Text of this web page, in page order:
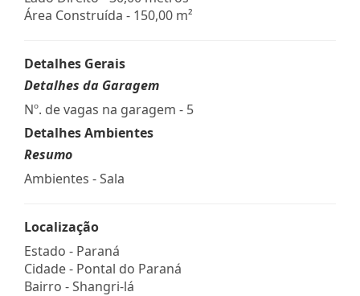
Área Construída - 150,00 m²
Detalhes Gerais
Detalhes da Garagem
Nº. de vagas na garagem - 5
Detalhes Ambientes
Resumo
Ambientes - Sala
Localização
Estado - Paraná
Cidade - Pontal do Paraná
Bairro -Shangri-lá